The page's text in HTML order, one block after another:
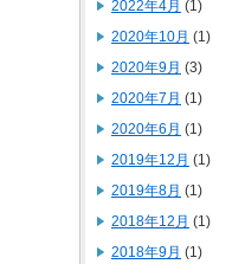
2022年4月 (1)
2020年10月 (1)
2020年9月 (3)
2020年7月 (1)
2020年6月 (1)
2019年12月 (1)
2019年8月 (1)
2018年12月 (1)
2018年9月 (1)